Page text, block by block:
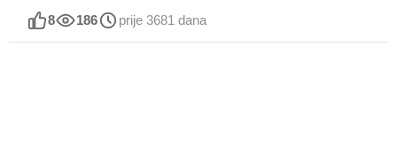
8 186 prije 3681 dana